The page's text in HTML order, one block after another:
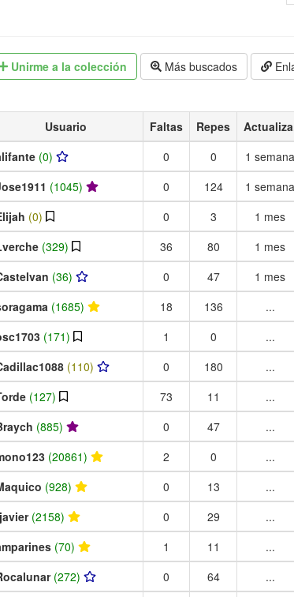
Unirme a la colección Más buscados
Usuario Faltas Repes
(0) 0 0
1 semana
(1045) 0 124
1 semana
(0) 0 3
1 mes
(329) 36 80
1 mes
(36) 0 47 1 mes
(1685) 18 136
...
(171) 1 0
...
(110) 0 180
...
(127) 73 11
...
(885) 0 47
...
(20861) 2 0
...
(928) 0 13 ...
(2158) 0 29
...
(70) 1 11
...
(272) 0 64
...